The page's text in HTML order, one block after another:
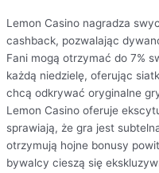
Lemon Casino nagradza
cashback, pozwalając
Fani mogą otrzymać do 7%
każdą niedzielę, oferując
chcą odkrywać oryginalne
Lemon Casino oferuje
sprawiają, że gra jest
otrzymują hojne bonusy
bywalcy cieszą się